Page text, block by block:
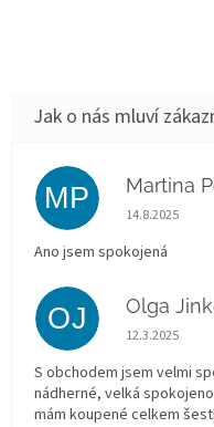
MP Martina
Hodnocení
14.8.2025
Ano jsem spokojená
OJ Olga
Hodnocení
12.3.2025
S obchodem jsem velmi
nádherné, velká
mám koupené celkem